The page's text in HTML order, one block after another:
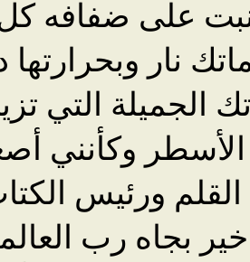
على ضفافه كل
نار
الجميلة التي
وكأنني
ورئيس
بجاه رب